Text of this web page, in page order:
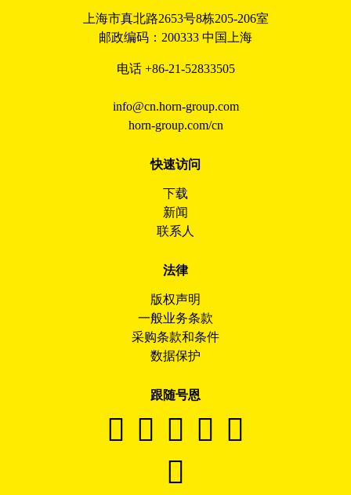
上海市真北路2653号8栋205-206室
邮政编码：200333 中国上海
电话 +86-21-52833505
info@cn.horn-group.com
horn-group.com/cn
快速访问
下载
新闻
联系人
法律
版权声明
一般业务条款
采购条款和条件
数据保护
跟随号恩